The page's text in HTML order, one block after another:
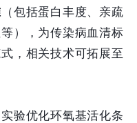
（包括蛋白丰度、亲疏
），为传染病血清标
，相关技术可拓展至
验优化环氧基活化条